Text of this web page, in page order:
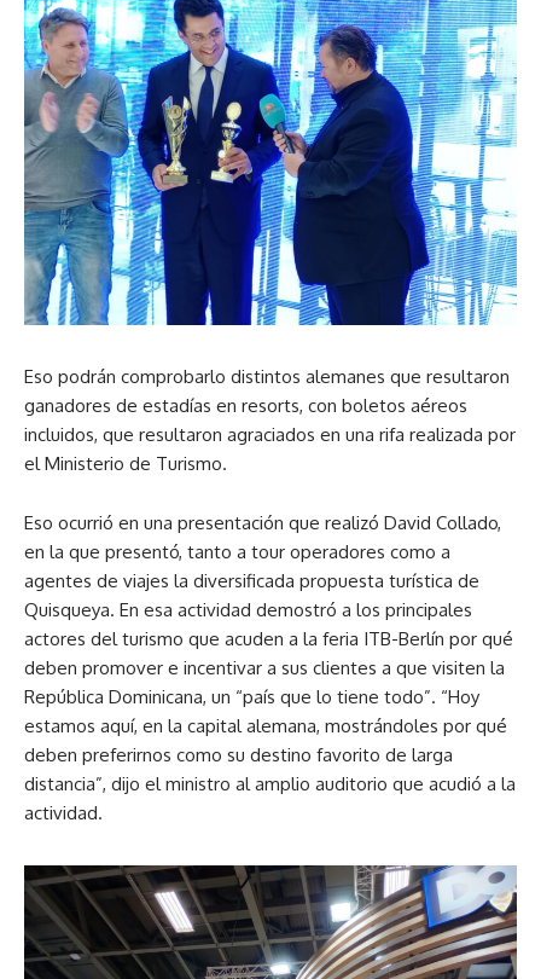
Eso podrán comprobarlo distintos alemanes que resultaron
ganadores de estadías en resorts, con boletos aéreos
incluidos, que resultaron agraciados en una rifa realizada por
el Ministerio de Turismo.
Eso ocurrió en una presentación que realizó David Collado,
en la que presentó, tanto a tour operadores como a
agentes de viajes la diversificada propuesta turística de
Quisqueya. En esa actividad demostró a los principales
actores del turismo que acuden a la feria ITB-Berlín por qué
deben promover e incentivar a sus clientes a que visiten la
República Dominicana, un “país que lo tiene todo”. “Hoy
estamos aquí, en la capital alemana, mostrándoles por qué
deben preferirnos como su destino favorito de larga
distancia”, dijo el ministro al amplio auditorio que acudió a la
actividad.